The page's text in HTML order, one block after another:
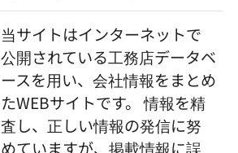
当サイトはインターネットで
公開されている工務店データベ
ースを用い、会社情報をまとめ
たWEBサイトです。 情報を精
査し、正しい情報の発信に努
めていますが、掲載情報に誤